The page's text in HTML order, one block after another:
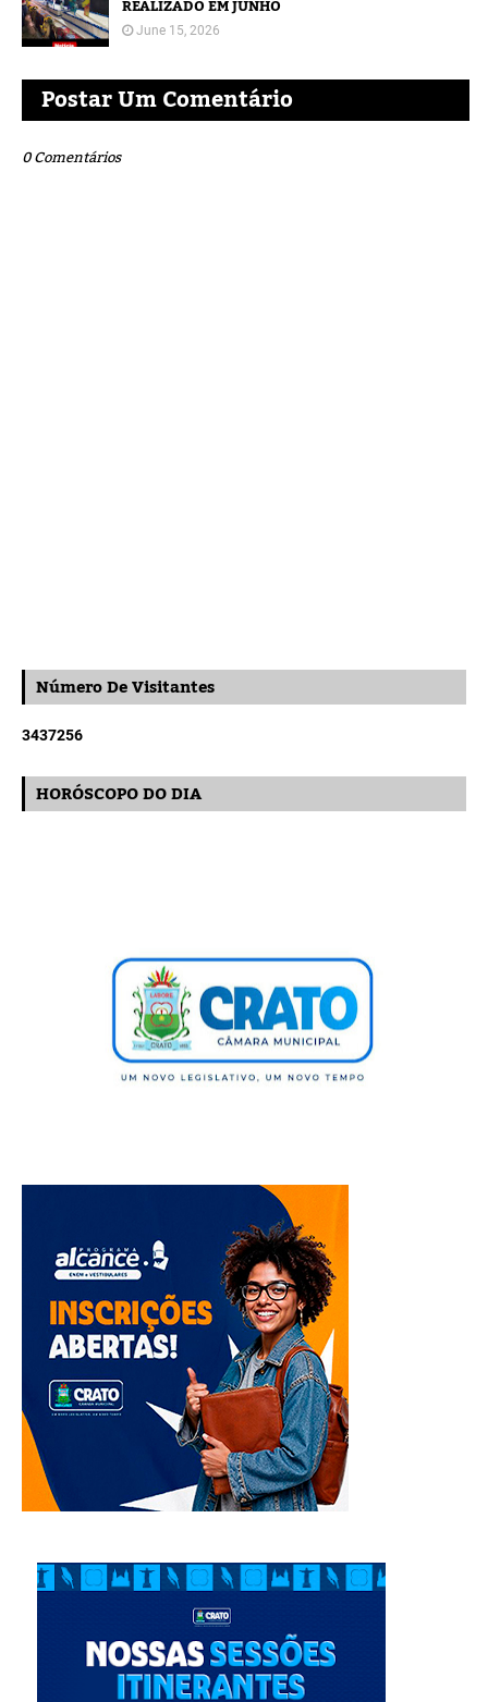
REALIZADO EM JUNHO
June 15, 2026
Postar Um Comentário
0 Comentários
Número De Visitantes
3437256
HORÓSCOPO DO DIA